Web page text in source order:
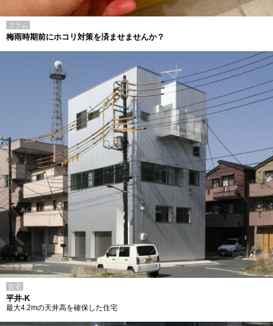
コラム
梅雨時期前にホコリ対策を済ませませんか？
住宅
平井-K
最大4.2mの天井高を確保した住宅